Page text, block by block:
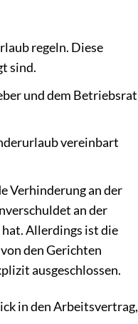
regeln. Diese
sind.
und dem Betriebsrat
vereinbart
Verhinderung an der
an der
Allerdings ist die
den Gerichten
ausgeschlossen.
in den Arbeitsvertrag,